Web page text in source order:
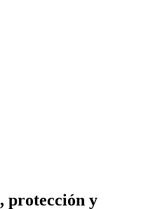
protección y